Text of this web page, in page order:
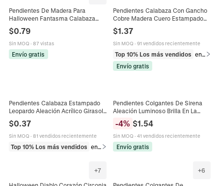
Pendientes De Madera Para
Halloween Fantasma Calabaza
Calavera Colgante Largo Dibujos
Animados Accesorios De Fiesta
$0.79
Sin MOQ · 87 vistas
Envío gratis
Pendientes Calabaza Con Gancho
Cobre Madera Cuero Estampado
Leopardo Vaca Para Halloween
Otoño Joyería Retro Mujeres
$1.37
Sin MOQ · 91 vendidos recientemente
Top 10% Los más vendidos
en Pendientes
Envío gratis
Pendientes Calabaza Estampado
Leopardo Aleación Acrílico Girasol
Halloween Otoño Mujeres
$0.37
Sin MOQ · 81 vendidos recientemente
Top 10% Los más vendidos en Pendientes
Pendientes Colgantes De Sirena
Aleación Luminoso Brilla En La
Fantasía Mujer
-4% $1.54
Sin MOQ · 41 vendidos recientemente
Envío gratis
+7 +6